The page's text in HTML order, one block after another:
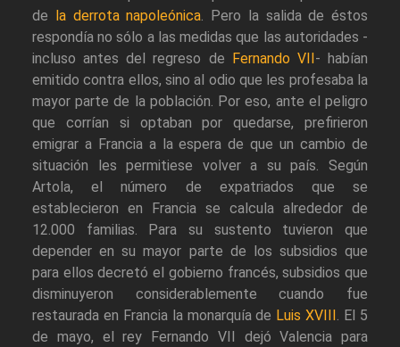
de
la derrota napoleónica. Pero la salida de éstos
respondía no sólo a las medidas que las autoridades -
incluso antes del regreso de
Fernando VII - habían
emitido contra ellos, sino al odio que les profesaba la
mayor parte de la población. Por eso, ante el peligro
que corrían si optaban por quedarse, prefirieron
emigrar a Francia a la espera de que un cambio de
situación les permitiese volver a su país. Según
Artola, el número de expatriados que se
establecieron en Francia se calcula alrededor de
12.000 familias. Para su sustento tuvieron que
depender en su mayor parte de los subsidios que
para ellos decretó el gobierno francés, subsidios que
disminuyeron considerablemente cuando fue
restaurada en Francia la monarquía de Luis XVIII . El 5
de mayo, el rey Fernando VII dejó Valencia para